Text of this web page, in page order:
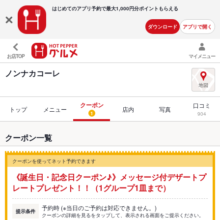
はじめてのアプリ予約で最大1,000円分ポイントもらえる
ダウンロード アプリで開く
お店TOP マイメニュー
ノンナカコーレ
トップ メニュー クーポン
1 店内 写真 口コミ
904
クーポン一覧
クーポンを使ってネット予約できます
《誕生日・記念日クーポン♪》メッセージ付デザートプ
レートプレゼント！！（1グループ1皿まで）
提示条件 予約時 (※当日のご予約は対応できません。)
クーポンの詳細を見るをタップして、表示される画面をご提示ください。